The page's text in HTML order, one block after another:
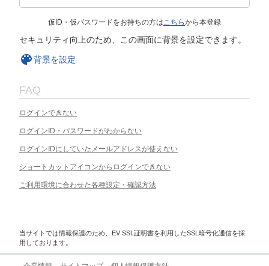
仮ID・仮パスワードをお持ちの方はこちらから本登録
セキュリティ向上のため、この画面に背景を設定できます。
背景を設定
FAQ
ログインできない
ログインID・パスワードがわからない
ログインIDにしていたメールアドレスが使えない
ショートカットアイコンからログインできない
ご利用環境に合わせた各種設定・確認方法
当サイトでは情報保護のため、EV SSL証明書を利用したSSL暗号化通信を採
用しております。